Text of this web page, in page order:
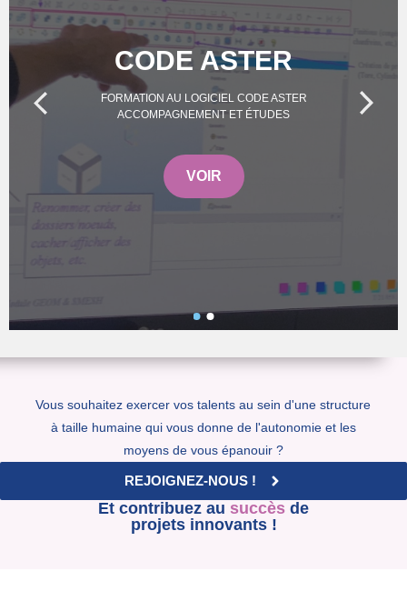
CODE ASTER
FORMATION AU LOGICIEL CODE ASTER
ACCOMPAGNEMENT ET ÉTUDES
VOIR
Vous souhaitez exercer vos talents au sein d'une structure
à taille humaine qui vous donne de l'autonomie et les
moyens de vous épanouir ?
REJOIGNEZ-NOUS !
Et contribuez au succès de
projets innovants !